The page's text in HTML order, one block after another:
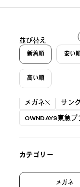
296 件
絞り込み条件
メガネ サン
OWNDAYS東急
カテゴリー
メガネ
並び替え
新着順 安い順
高い順